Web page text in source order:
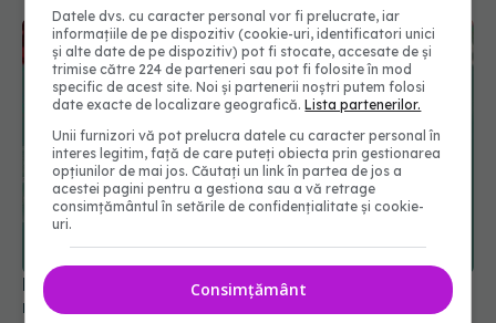
Long COVID, impact asupra creierului. Crește
riscul de boli neurodegenerative
Datele dvs. cu caracter personal vor fi prelucrate, iar
informațiile de pe dispozitiv (cookie-uri, identificatori unici
și alte date de pe dispozitiv) pot fi stocate, accesate de și
trimise către 224 de parteneri sau pot fi folosite în mod
specific de acest site. Noi și partenerii noștri putem folosi
date exacte de localizare geografică.Lista partenerilor.
Unii furnizori vă pot prelucra datele cu caracter personal în
interes legitim, față de care puteți obiecta prin gestionarea
opțiunilor de mai jos. Căutați un link în partea de jos a
acestei pagini pentru a gestiona sau a vă retrage
consimțământul în setările de confidențialitate și cookie-
uri.
Consimțământ